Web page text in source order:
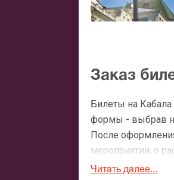
Заказ
Билеты на
формы - выбрав
После
мероприятии, о
Читать далее...